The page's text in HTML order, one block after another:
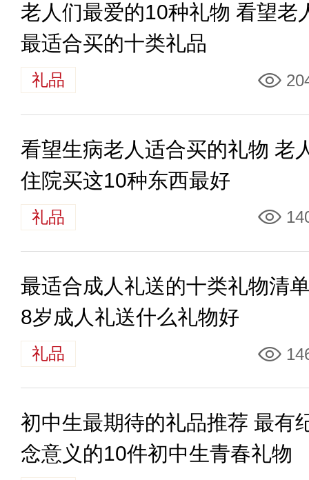
老人们最爱的10种礼物 看望老
最适合买的十类礼品
礼品
看望生病老人适合买的礼物 老
住院买这10种东西最好
礼品
最适合成人礼送的十类礼物清
8岁成人礼送什么礼物好
礼品
初中生最期待的礼品推荐 最有
念意义的10件初中生青春礼物